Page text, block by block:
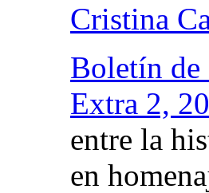
Cristina
Boletín
Extra 2,
entre la
en